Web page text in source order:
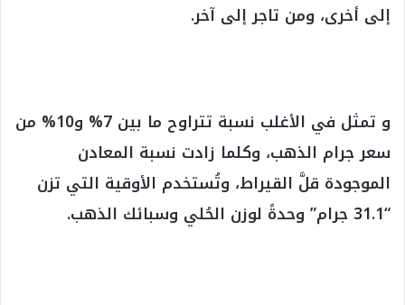
إلى أخرى، ومن تاجر إلى آخر.
و تمثل في الأغلب نسبة تتراوح ما بين 7% و10% من
سعر جرام الذهب، وكلما زادت نسبة المعادن
الموجودة قلَّ القيراط، وتُستخدم الأوقية التي تزن
“31.1 جرام” وحدةً لوزن الحُلي وسبائك الذهب.